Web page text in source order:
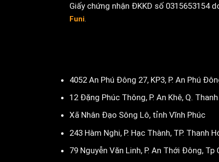
Giấy chứng nhận ĐKKD số 0315653154
Funi
4052 An Phú Đông 27, KP3, P. An Phú
12 Đặng Phúc Thông, P. An Khê, Q.
Xã Nhân Đạo Sông Lô, tỉnh Vĩnh Phúc
243 Hàm Nghi, P. Hạc Thành, TP. Thanh
79 Nguyễn Văn Linh, P. An Thới Đông,